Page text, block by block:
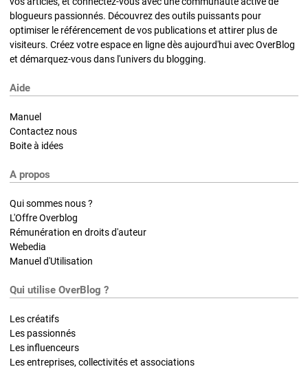
blogueurs passionnés. Découvrez des outils puissants pour
optimiser le référencement de vos publications et attirer plus de
visiteurs. Créez votre espace en ligne dès aujourd'hui avec OverBlog
et démarquez-vous dans l'univers du blogging.
Aide
Manuel
Contactez nous
Boite à idées
A propos
Qui sommes nous ?
L'Offre Overblog
Rémunération en droits d'auteur
Webedia
Manuel d'Utilisation
Qui utilise OverBlog ?
Les créatifs
Les passionnés
Les influenceurs
Les entreprises, collectivités et associations